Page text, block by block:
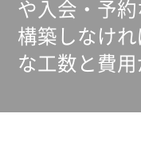
や入会・予
構築しなけ
な工数と費用